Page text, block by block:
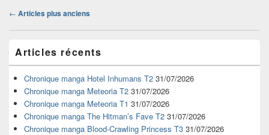
Navigation
articles
← Articles plus anciens
principale
de
widget
pour
barre
latérale
Articles récents
Chronique manga Hotel Inhumans T2 31/07/2026
Chronique manga Meteoria T2 31/07/2026
Chronique manga Meteoria T1 31/07/2026
Chronique manga The Hitman’s Fave T2 31/07/2026
Chronique manga Blood-Crawling Princess T3 31/07/2026